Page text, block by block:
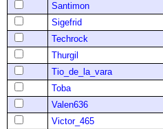
Santimon
Sigefrid
Techrock
Thurgil
Tio_de_la_vara
Toba
Valen636
Victor_465